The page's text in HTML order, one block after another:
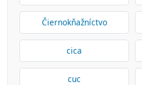
Čiernokňažníctvo
cica
cuc